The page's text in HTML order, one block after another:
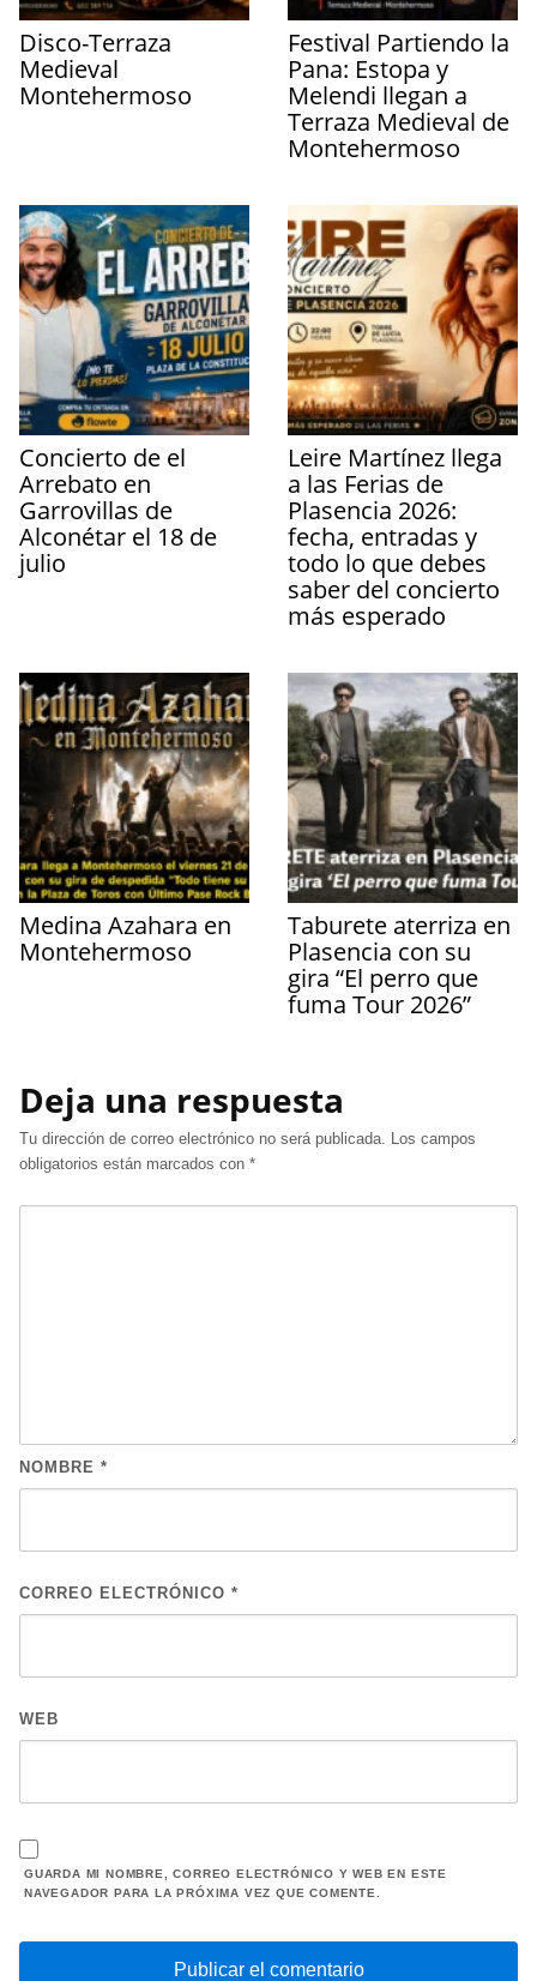
Disco-Terraza
Medieval
Montehermoso
Festival Partiendo la
Pana: Estopa y
Melendi llegan a
Terraza Medieval de
Montehermoso
Concierto de el
Arrebato en
Garrovillas de
Alconétar el 18 de
julio
Leire Martínez llega
a las Ferias de
Plasencia 2026:
fecha, entradas y
todo lo que debes
saber del concierto
más esperado
Medina Azahara en
Montehermoso
Taburete aterriza en
Plasencia con su
gira “El perro que
fuma Tour 2026”
Deja una respuesta
Tu dirección de correo electrónico no será publicada. Los campos
obligatorios están marcados con *
NOMBRE *
CORREO ELECTRÓNICO *
WEB
GUARDA MI NOMBRE, CORREO ELECTRÓNICO Y WEB EN ESTE
NAVEGADOR PARA LA PRÓXIMA VEZ QUE COMENTE.